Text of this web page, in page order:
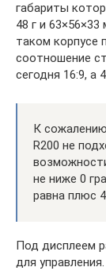
габариты
48 г и
таком корпусе
соотношение
сегодня 16:9, а
К
R200 не
не ниже 0
равна плюс
Под дисплеем
для